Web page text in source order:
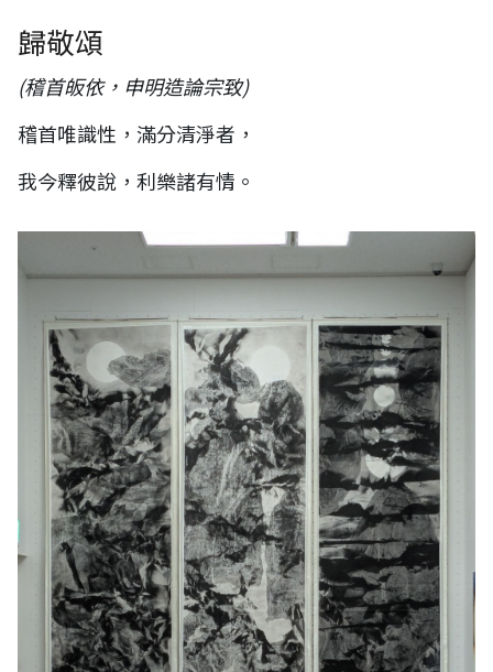
歸敬頌
(稽首皈依，申明造論宗致)
稽首唯識性，滿分清淨者，
我今釋彼說，利樂諸有情。